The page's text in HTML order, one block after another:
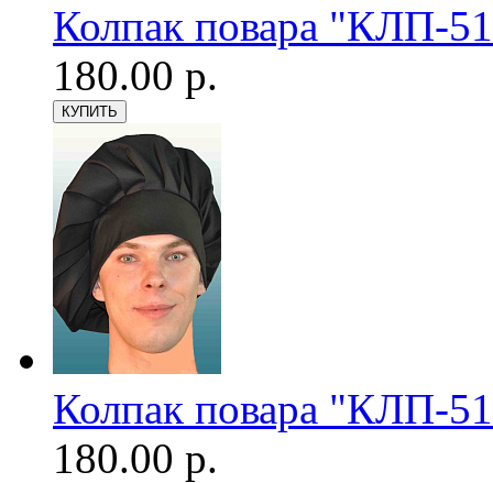
Колпак повара "КЛП-
180.00 р.
Колпак повара "КЛП-
180.00 р.